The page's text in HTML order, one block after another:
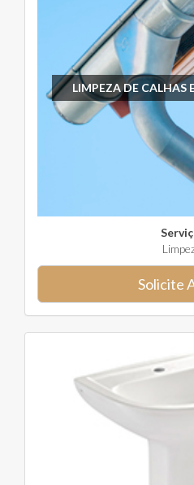
LIMPEZA DE CALHAS
Solicite